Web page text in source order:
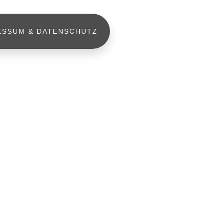
& DATENSCHUTZ